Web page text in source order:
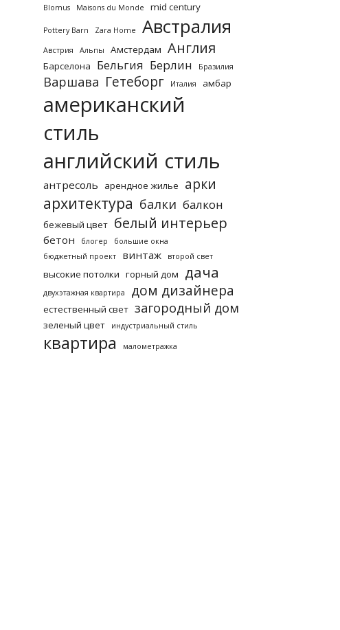
Blomus Maisons du Monde mid century
Pottery Barn Zara Home Австралия
Австрия Альпы Амстердам Англия
Барселона Бельгия Берлин Бразилия
Варшава Гетеборг Италия амбар
американский
стиль
английский стиль
антресоль арендное жилье арки
архитектура балки балкон
бежевый цвет белый интерьер
бетон блогер
большие окна
бюджетный проект
винтаж второй свет
высокие потолки горный дом дача
двухэтажная квартира дом дизайнера
естественный свет загородный дом
зеленый цвет индустриальный стиль
квартира малометражка